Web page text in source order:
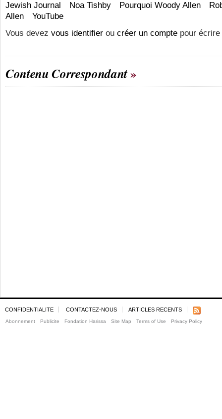
Jewish Journal
Noa Tishby Pourquoi Woody Allen
Allen
YouTube
Vous devez vous identifier ou créer un compte pour
Contenu Correspondant
CONFIDENTIALITE CONTACTEZ-NOUS ARTICLES RECENTS
Abonnement Publicite Fondation Harissa Site Map Terms of Use Privacy Policy